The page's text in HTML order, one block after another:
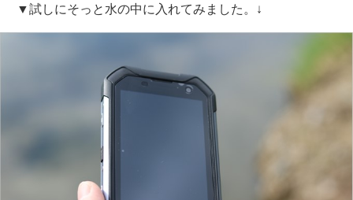
▼試しにそっと水の中に入れてみました。↓